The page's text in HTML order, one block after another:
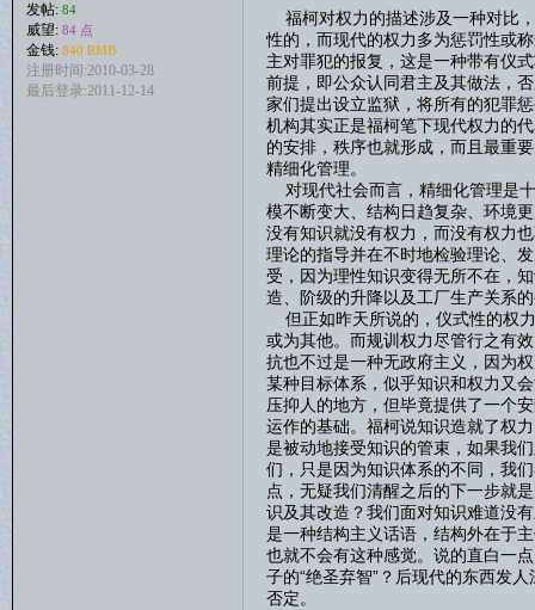
发帖: 84
威望: 84 点
金钱: 840 RMB
注册时间:2010-03-28
最后登录:2011-12-14
福柯对权力的描述涉及一种对比
性的，而现代的权力多为惩罚性或
主对罪犯的报复，这是一种带有仪
前提，即公众认同君主及其做法，
家们提出设立监狱，将所有的犯罪
机构其实正是福柯笔下现代权力的
的安排，秩序也就形成，而且最重
精细化管理。
对现代社会而言，精细化管理是
模不断变大、结构日趋复杂、环境
没有知识就没有权力，而没有权力
理论的指导并在不时地检验理论、
受，因为理性知识变得无所不在，
造、阶级的升降以及工厂生产关系
但正如昨天所说的，仪式性的权
或为其他。而规训权力尽管行之有
抗也不过是一种无政府主义，因为
某种目标体系，似乎知识和权力又
压抑人的地方，但毕竟提供了一个
运作的基础。福柯说知识造就了权
是被动地接受知识的管束，如果我
们，只是因为知识体系的不同，我
点，无疑我们清醒之后的下一步就
识及其改造？我们面对知识难道没
是一种结构主义话语，结构外在于
也就不会有这种感觉。说的直白一
子的“绝圣弃智”？后现代的东西发
否定。